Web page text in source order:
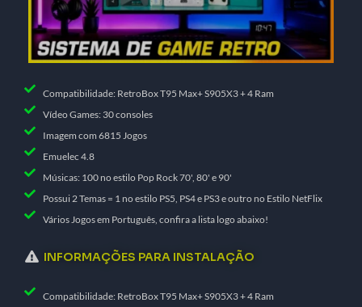
Compatibilidade: RetroBox T95 Max+ S905X3 + 4 Ram
Vídeo Games: 30 consoles
Imagem com 6815 Jogos
Emuelec 4.8
Músicas: 100 no estilo Pop Rock 70', 80' e 90'
Possui 2 Temas = 1 no estilo PS5, PS4 e PS3 e outro no Estilo NetFlix
Vários Jogos em Português, confira a lista logo abaixo!
INFORMAÇÕES PARA INSTALAÇÃO
Compatibilidade: RetroBox T95 Max+ S905X3 + 4 Ram